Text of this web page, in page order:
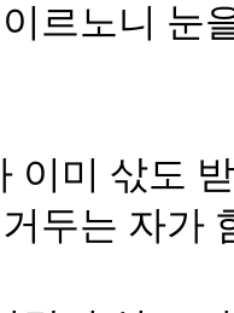
르노니 눈
이미 삯도
두는 자가